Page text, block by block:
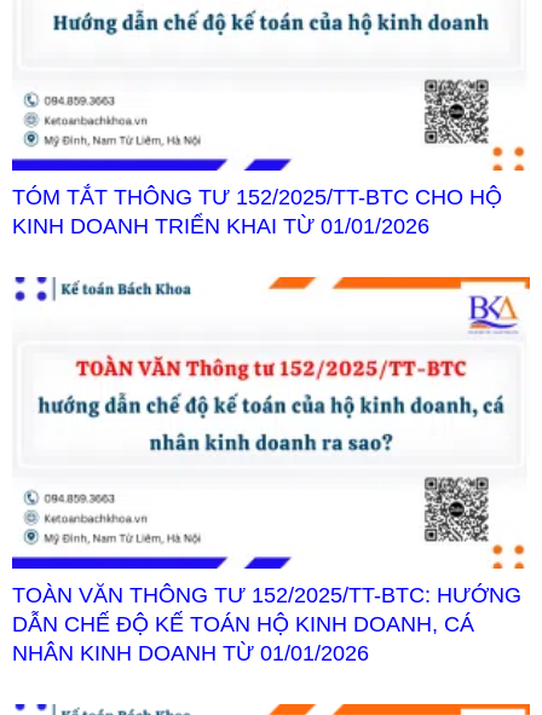
TÓM TẮT THÔNG TƯ 152/2025/TT-BTC CHO HỘ
KINH DOANH TRIỂN KHAI TỪ 01/01/2026
TOÀN VĂN THÔNG TƯ 152/2025/TT-BTC: HƯỚNG
DẪN CHẾ ĐỘ KẾ TOÁN HỘ KINH DOANH, CÁ
NHÂN KINH DOANH TỪ 01/01/2026